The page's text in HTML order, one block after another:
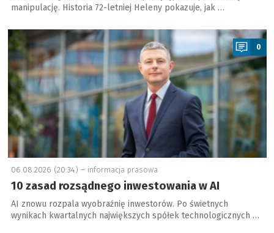
manipulację. Historia 72-letniej Heleny pokazuje, jak …
a
0
06.08.2026 (20:34) – informacja prasowa
10 zasad rozsądnego inwestowania w AI
AI znowu rozpala wyobraźnię inwestorów. Po świetnych
wynikach kwartalnych największych spółek technologicznych …